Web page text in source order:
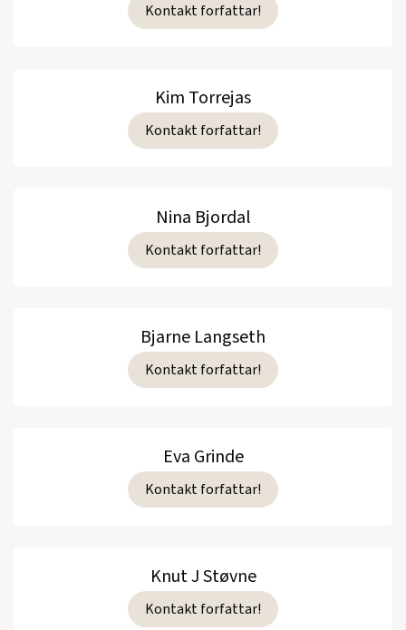
Kontakt forfattar!
Kim Torrejas
Kontakt forfattar!
Nina Bjordal
Kontakt forfattar!
Bjarne Langseth
Kontakt forfattar!
Eva Grinde
Kontakt forfattar!
Knut J Støvne
Kontakt forfattar!